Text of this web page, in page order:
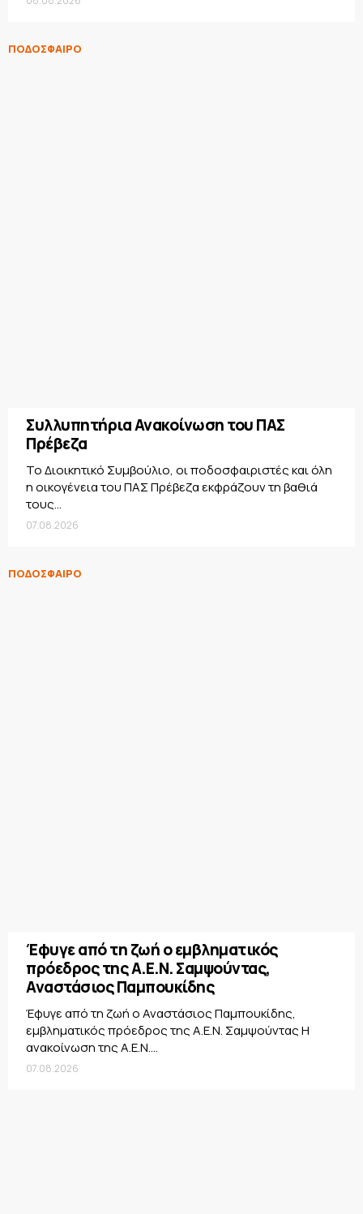
ΠΟΔΟΣΦΑΙΡΟ
Συλλυπητήρια Ανακοίνωση του ΠΑΣ
Πρέβεζα
Το Διοικητικό Συμβούλιο, οι ποδοσφαιριστές και όλη
η οικογένεια του ΠΑΣ Πρέβεζα εκφράζουν τη βαθιά
τους...
07.08.2026
ΠΟΔΟΣΦΑΙΡΟ
Έφυγε από τη ζωή ο εμβληματικός
πρόεδρος της Α.Ε.Ν. Σαμψούντας,
Αναστάσιος Παμπουκίδης
Έφυγε από τη ζωή ο Αναστάσιος Παμπουκίδης,
εμβληματικός πρόεδρος της Α.Ε.Ν. Σαμψούντας Η
ανακοίνωση της Α.Ε.Ν....
07.08.2026